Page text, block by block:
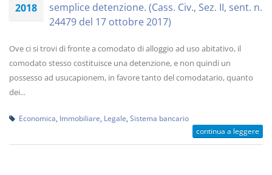
2018
semplice detenzione. (Cass. Civ., Sez. II, sent. n.
24479 del 17 ottobre 2017)
Ove ci si trovi di fronte a comodato di alloggio ad uso abitativo, il
comodato stesso costituisce una detenzione, e non quindi un
possesso ad usucapionem, in favore tanto del comodatario, quanto
dei...
Economica Immobiliare Legale Sistema bancario
continua a leggere